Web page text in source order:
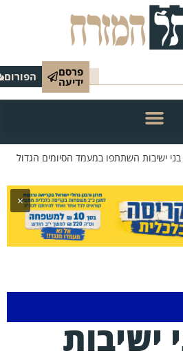
פרסם
ידיעה הפורום
ישיבות השתתפו במעמד הסיומים הגדול
×